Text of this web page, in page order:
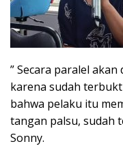
” Secara paralel
karena sudah
bahwa pelaku itu
tangan palsu, sudah
Sonny.